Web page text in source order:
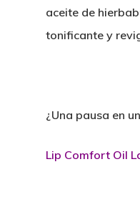
aceite de
tonificante y
¿Una pausa en
Lip Comfort Oil